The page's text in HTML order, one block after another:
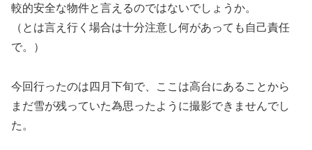
較的安全な物件と言えるのではないでしょうか。
（とは言え行く場合は十分注意し何があっても自己責任
で。）
今回行ったのは四月下旬で、ここは高台にあることから
まだ雪が残っていた為思ったように撮影できませんでし
た。